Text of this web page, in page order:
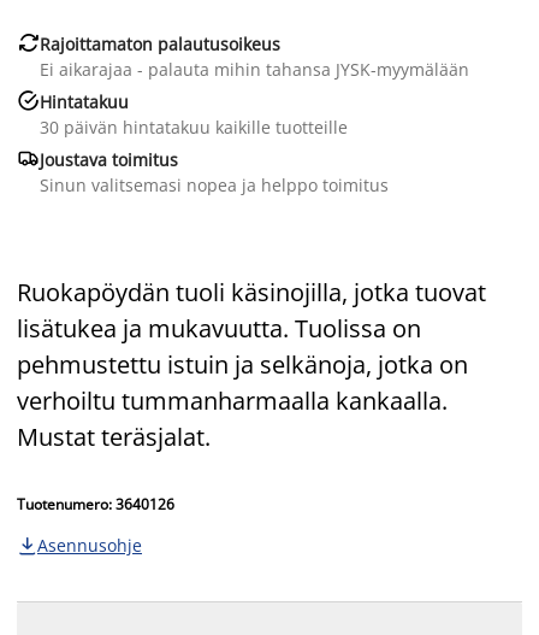
Rajoittamaton palautusoikeus
Ei aikarajaa - palauta mihin tahansa JYSK-myymälään
Hintatakuu
30 päivän hintatakuu kaikille tuotteille
Joustava toimitus
Sinun valitsemasi nopea ja helppo toimitus
Ruokapöydän tuoli käsinojilla, jotka tuovat
lisätukea ja mukavuutta. Tuolissa on
pehmustettu istuin ja selkänoja, jotka on
verhoiltu tummanharmaalla kankaalla.
Mustat teräsjalat.
Tuotenumero: 3640126
 Asennusohje